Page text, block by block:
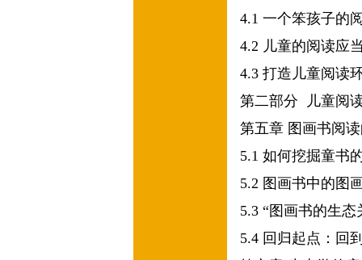
4.1 一个笨孩子的
4.2 儿童的阅读应
4.3 打造儿童阅读
第二部分
儿童阅
第五章 图画书阅
5.1 如何挖掘童书
5.2 图画书中的图
5.3 “图画书的生态
5.4 回归起点：回